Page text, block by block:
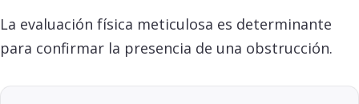
La evaluación física meticulosa es determinante
para confirmar la presencia de una obstrucción.